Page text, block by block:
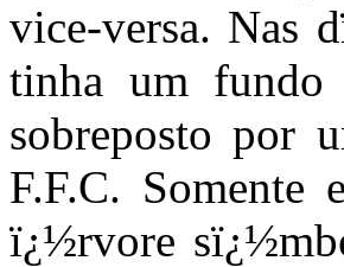
vice-versa. Nas
tinha um fundo
sobreposto por
F.F.C.
ï¿½rvore